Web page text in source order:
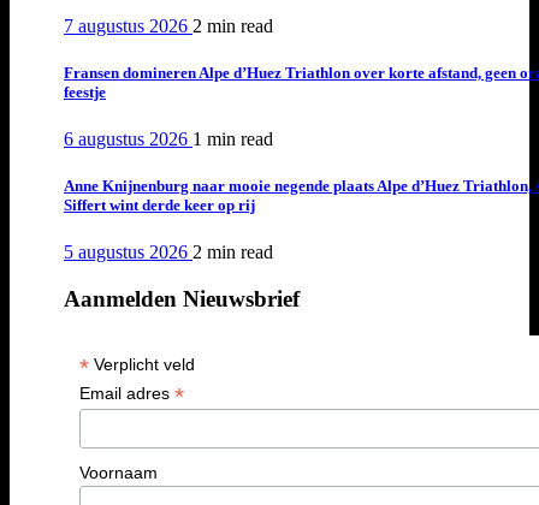
7 augustus 2026 2 min read
Fransen domineren Alpe d’Huez Triathlon over korte afstand, geen
feestje
6 augustus 2026 1 min read
Anne Knijnenburg naar mooie negende plaats Alpe d’Huez Triathlon,
Siffert wint derde keer op rij
5 augustus 2026 2 min read
Aanmelden Nieuwsbrief
*Verplicht veld
Email adres *
Voornaam